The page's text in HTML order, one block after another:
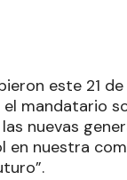
este 21
mandatario
nuevas
en nuestra